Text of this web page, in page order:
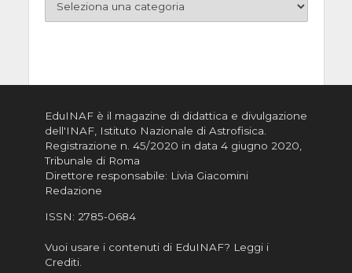
EduINAF è il magazine di didattica e divulgazione
dell'INAF, Istituto Nazionale di Astrofisica.
Registrazione n. 45/2020 in data 4 giugno 2020,
Tribunale di Roma
Direttore responsabile: Livia Giacomini
Redazione
ISSN: 2785-0684
Vuoi usare i contenuti di EduINAF? Leggi i
Crediti.